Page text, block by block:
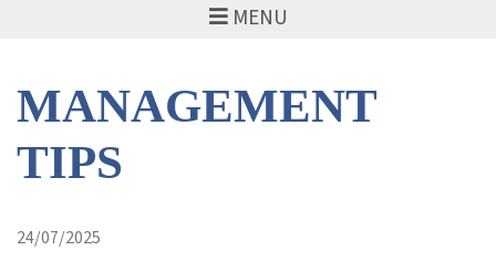
MENU
MANAGEMENT
TIPS
24/07/2025